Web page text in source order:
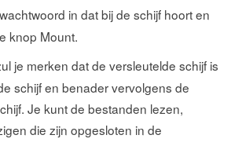
in dat bij de schijf hoort en
knop Mount.
je merken dat de versleutelde schijf is
schijf en benader vervolgens de
Je kunt de bestanden lezen,
die zijn opgesloten in de